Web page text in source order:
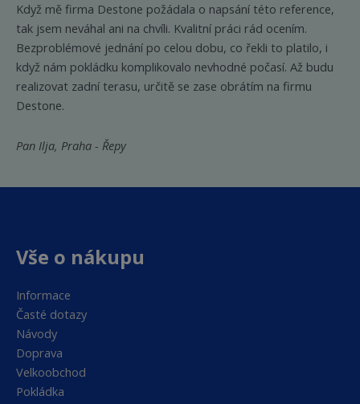
Když mě firma Destone požádala o napsání této reference,
tak jsem neváhal ani na chvíli. Kvalitní práci rád ocením.
Bezproblémové jednání po celou dobu, co řekli to platilo, i
když nám pokládku komplikovalo nevhodné počasí. Až budu
realizovat zadní terasu, určitě se zase obrátím na firmu
Destone.
Pan Ilja, Praha - Řepy
Vše o nákupu
Informace
Časté dotazy
Návody
Doprava
Velkoobchod
Pokládka